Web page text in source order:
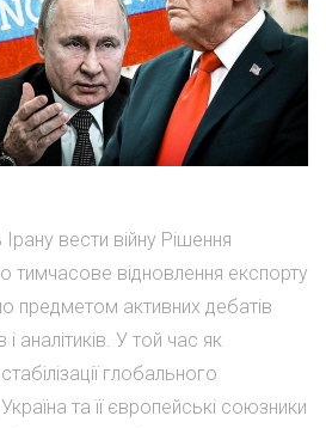
вести війну Рішення
тимчасове відновлення експорту
предметом активних дебатів
і аналітиків. У той час як
глобального
та її європейські союзники